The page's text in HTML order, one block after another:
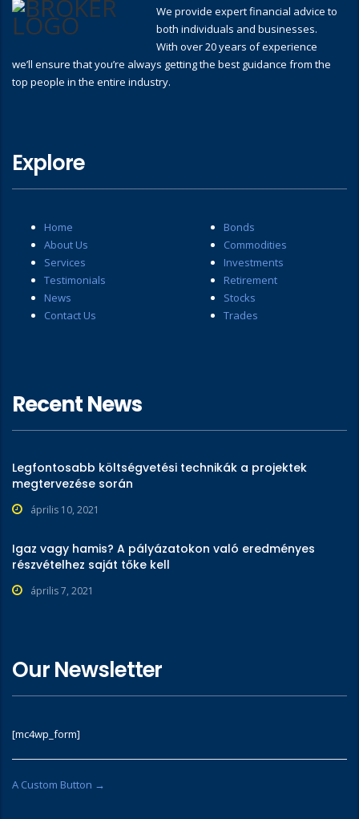
We provide expert financial advice to
both individuals and businesses.
With over 20 years of experience
we’ll ensure that you’re always getting the best guidance from the
top people in the entire industry.
Explore
Home
About Us
Services
Testimonials
News
Contact Us
Bonds
Commodities
Investments
Retirement
Stocks
Trades
Recent News
Legfontosabb költségvetési technikák a projektek
megtervezése során
április 10, 2021
Igaz vagy hamis? A pályázatokon való eredményes
részvételhez saját tőke kell
április 7, 2021
Our Newsletter
[mc4wp_form]
A Custom Button →